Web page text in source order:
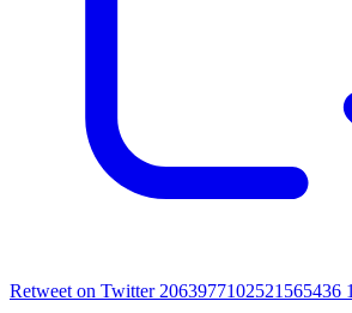
Retweet on Twitter 2063977102521565436 1